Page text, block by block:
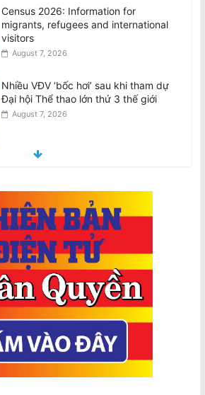
Census 2026: Information for
migrants, refugees and international
visitors
August 7, 2026
Nhiều VĐV ‘bốc hơi’ sau khi tham dự
Đại hội Thể thao lớn thứ 3 thế giới
August 7, 2026
Nghiên cứu Úc: Nắng nóng cực đoan
VIDEO: ATSB điều tra 2 máy bay
Qantas suýt đâm nhau ở Sydney
August 8, 2026
Đàn ông bị buộc tội sau cái chết của
August 7, 2026